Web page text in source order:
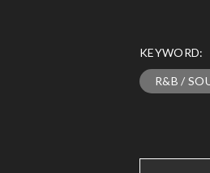
KEYWORD:
R&B /